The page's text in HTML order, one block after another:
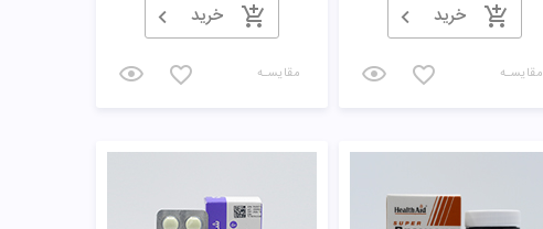
خرید
مقایسـه
خرید
مقایسـه